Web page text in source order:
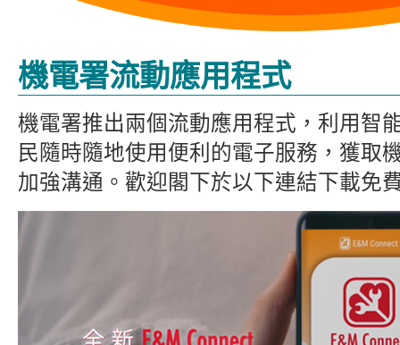
始
機電署流動應用程式
機電署推出兩個流動應用程式，利用智
民隨時隨地使用便利的電子服務，獲取
加強溝通。歡迎閣下於以下連結下載免